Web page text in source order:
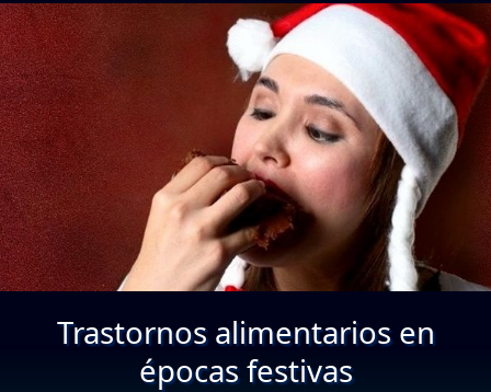
Trastornos alimentarios en
épocas festivas